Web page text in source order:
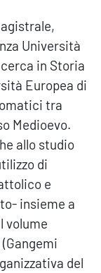
Università
in Storia
Europea di
tra
Medioevo.
allo studio
di
e
insieme a
volume
del